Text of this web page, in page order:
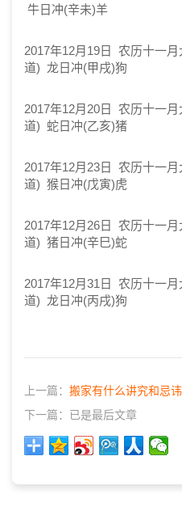
牛日冲(辛未)羊
2017年12月19日 农历十一
道) 龙日冲(甲戌)狗
2017年12月20日 农历十一
道) 蛇日冲(乙亥)猪
2017年12月23日 农历十一
道) 猴日冲(戊寅)虎
2017年12月26日 农历十一
道) 猪日冲(辛巳)蛇
2017年12月31日 农历十一
道) 龙日冲(丙戌)狗
上一篇： 搬家有什么讲究和忌讳
下一篇： 已是最后文章